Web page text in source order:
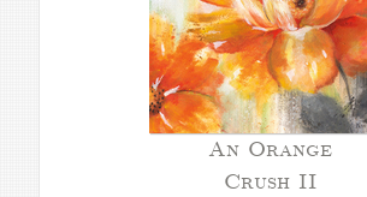
An Orange
Crush II